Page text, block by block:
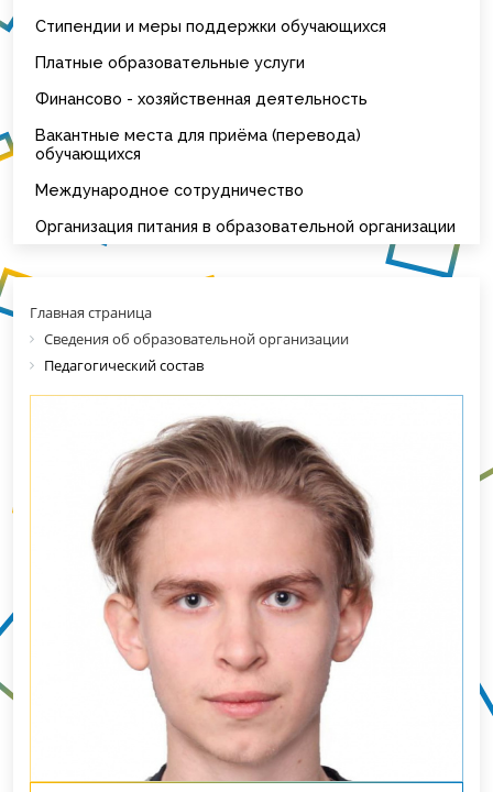
Стипендии и меры поддержки обучающихся
Платные образовательные услуги
Финансово - хозяйственная деятельность
Вакантные места для приёма (перевода)
обучающихся
Международное сотрудничество
Организация питания в образовательной организации
Главная страница
Сведения об образовательной организации
Педагогический состав